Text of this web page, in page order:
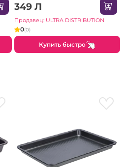
349 Л
Продавец: ULTRA DISTRIBUTION
0(0)
Купить быстро